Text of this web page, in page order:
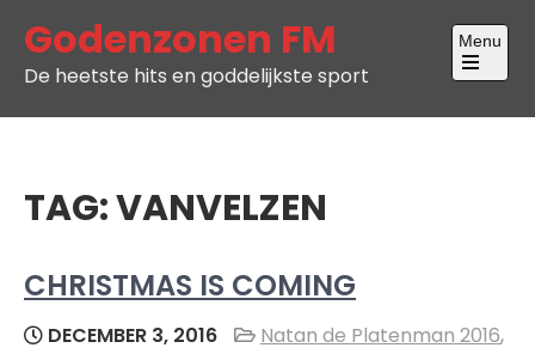
content
Godenzonen FM
De heetste hits en goddelijkste sport
Menu
Open
main
TAG:VANVELZEN
CHRISTMAS IS COMING
DECEMBER 3, 2016 Natan de Platenman 2016,